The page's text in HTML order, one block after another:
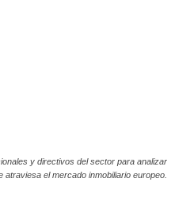
y directivos del sector para analizar
atraviesa el mercado inmobiliario europeo.